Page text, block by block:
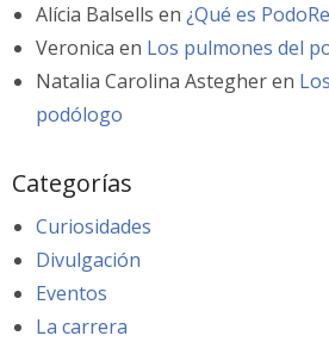
Alícia Balsells en ¿Qué es
Veronica en Los pulmones del
Natalia Carolina Astegheren
podólogo
Categorías
Curiosidades
Divulgación
Eventos
La carrera